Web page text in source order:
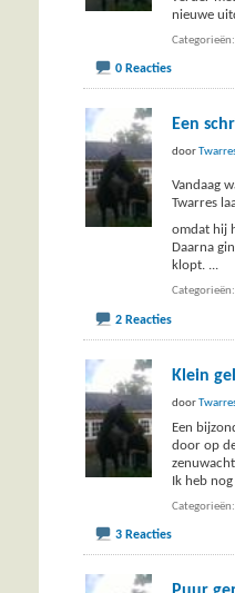
nieuwe
Categorieën
0 Reacties
Een
door
Vandaag
Twarres
omdat hij
Daarna
klopt. ...
Categorieën
2 Reacties
Klein
door
Een
door op
Ik heb
Categorieën
3 Reacties